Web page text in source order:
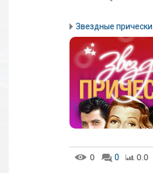
Звездные прически
0 0 0.0